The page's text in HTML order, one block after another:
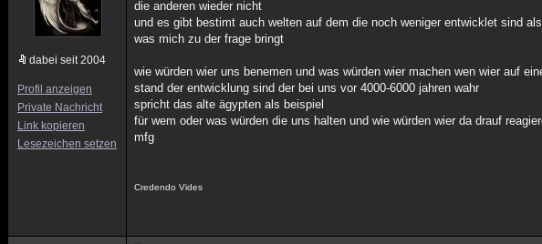
dabei seit 2004
Profil anzeigen
Private Nachricht
Link kopieren
Lesezeichen setzen
die anderen wieder nicht
und es gibt bestimt auch welten auf dem die noch weniger entwicklet sind
was mich zu der frage bringt
wie würden wier uns benemen und was würden wier machen wen wier auf
stand der entwicklung sind der bei uns vor 4000-6000 jahren wahr
spricht das alte ägypten als beispiel
für wem oder was würden die uns halten und wie würden wier da drauf
mfg
Credendo Vides